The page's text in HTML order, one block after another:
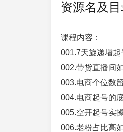
资源名及目
课程内容：
001.7天旋递增起
002.带货直播间
003.电商个位数
004.电商起号的
005.空开起号实
006.老粉占比高